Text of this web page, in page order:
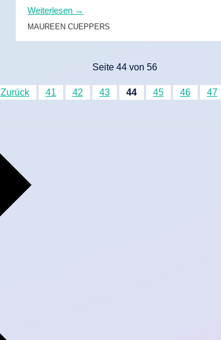
Lösungen und Technologien dafür haben wir
Weiterlesen →
MAUREEN CUEPPERS
Seite 44 von 56
Zurück 41 42 43 44 45 46 47